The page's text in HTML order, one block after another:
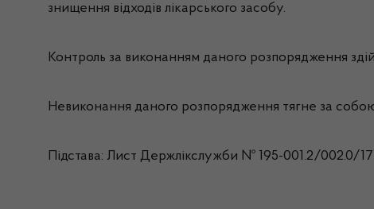
знищення відходів лікарського засобу.
Контроль за виконанням даного розпорядження
Невиконання даного розпорядження тягне за собою
Підстава: Лист Держлікслужби № 195-001.2/002.0/17-